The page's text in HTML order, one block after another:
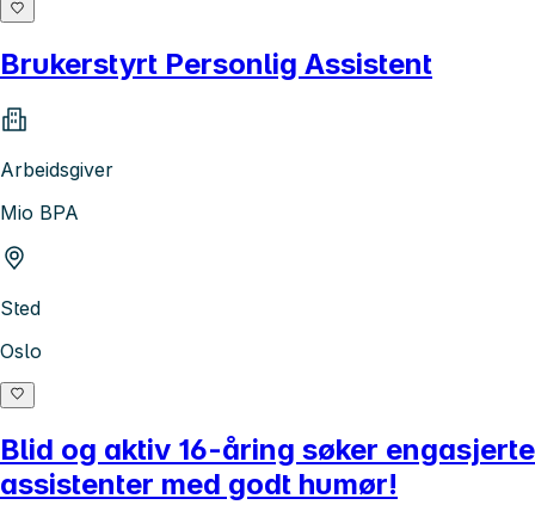
Brukerstyrt Personlig Assistent
Arbeidsgiver
Mio BPA
Sted
Oslo
Blid og aktiv 16-åring søker engasjerte
assistenter med godt humør!